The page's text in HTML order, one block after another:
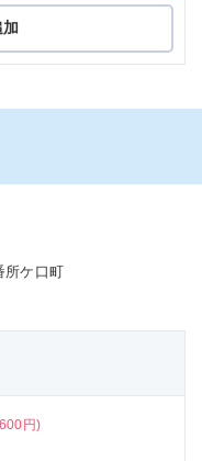
所ケ口町
円)